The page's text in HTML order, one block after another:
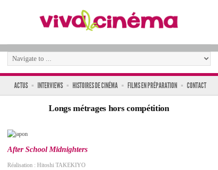
ACTUS INTERVIEWS HISTOIRES DE CINÉMA FILMS EN PRÉPARATION CONTACT
Longs métrages hors compétition
After School Midnighters
Réalisation : Hitoshi TAKEKIYO